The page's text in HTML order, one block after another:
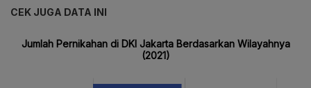
CEK JUGA DATA INI